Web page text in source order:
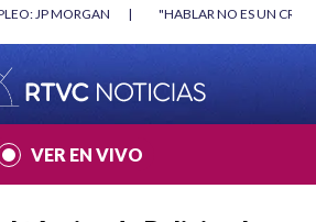
CRIMEN": CARTA DE BETO CORAL |
VER EN VIVO